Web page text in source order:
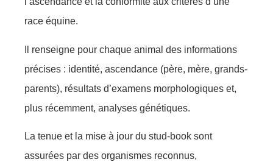
race équine.
Il renseigne pour chaque animal des informations
précises : identité, ascendance (père, mère, grands-
parents), résultats d’examens morphologiques et,
plus récemment, analyses génétiques.
La tenue et la mise à jour du stud-book sont
assurées par des organismes reconnus,